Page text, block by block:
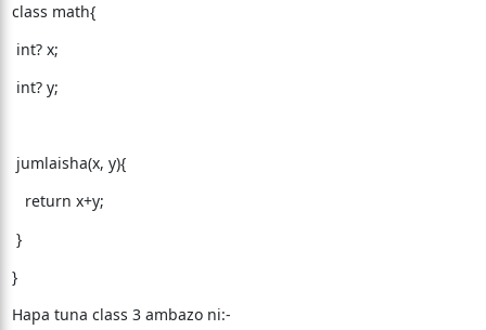
class math{
int? x;
int? y;
jumlaisha(x, y){
return x+y;
}
}
Hapa tuna class 3 ambazo ni:-